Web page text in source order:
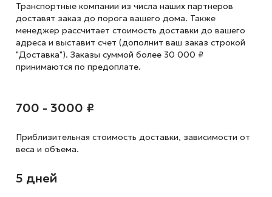
Транспортные компании из числа наших партнеров
доставят заказ до порога вашего дома. Также
менеджер рассчитает стоимость доставки до вашего
адреса и выставит счет (дополнит ваш заказ строкой
"Доставка"). Заказы суммой более 30 000 ₽
принимаются по предоплате.
700 - 3000 ₽
Приблизительная стоимость доставки, зависимости от
веса и объема.
5 дней